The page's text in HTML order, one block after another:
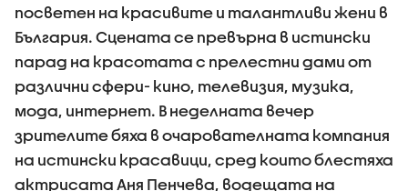
посветен на красивите и талантливи жени в
България. Сцената се превърна в истински
парад на красотата с прелестни дами от
различни сфери- кино, телевизия, музика,
мода, интернет. В неделната вечер
зрителите бяха в очарователната компания
на истински красавици, сред които блестяха
актрисата Аня Пенчева, водещата на